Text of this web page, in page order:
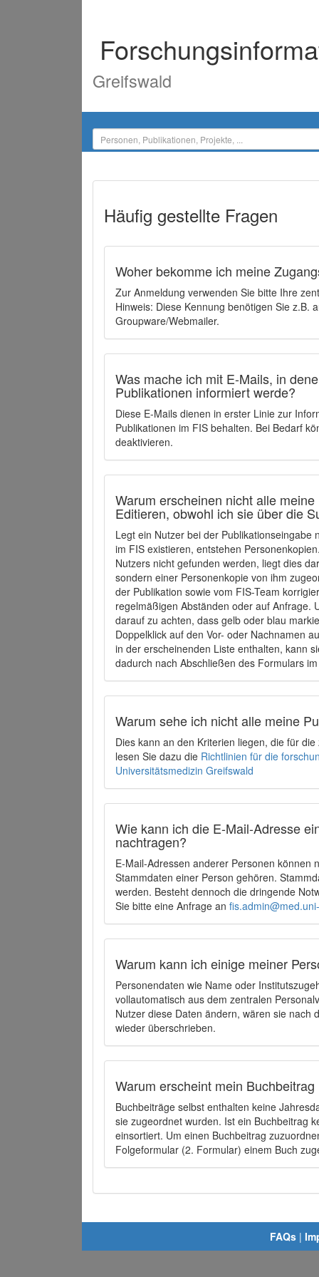
Greifswald
Häufig gestellte Fragen
Woher bekomme ich meine
Zur Anmeldung verwenden Sie bitte Ihre
Hinweis: Diese Kennung benötigen Sie z.B.
Groupware/Webmailer.
Was mache ich mit E-Mails, in
Publikationen informiert werde?
Diese E-Mails dienen in erster Linie zur
Publikationen im FIS behalten. Bei Bedarf
deaktivieren.
Warum erscheinen nicht alle
Editieren, obwohl ich sie über die
Legt ein Nutzer bei der
im FIS existieren, entstehen
Nutzers nicht gefunden werden, liegt dies
sondern einer Personenkopie von ihm
der Publikation sowie vom FIS-Team
regelmäßigen Abständen oder auf Anfrage.
darauf zu achten, dass gelb oder blau
Doppelklick auf den Vor- oder Nachnamen
in der erscheinenden Liste enthalten, kann
dadurch nach Abschließen des Formulars
Warum sehe ich nicht alle meine
Dies kann an den Kriterien liegen, die für
lesen Sie dazu die Richtlinien für die
Universitätsmedizin Greifswald
Wie kann ich die E-Mail-Adresse
nachtragen?
E-Mail-Adressen anderer Personen können
Stammdaten einer Person gehören.
werden. Besteht dennoch die dringende
Sie bitte eine Anfrage an
Warum kann ich einige meiner
Personendaten wie Name oder
vollautomatisch aus dem zentralen
Nutzer diese Daten ändern, wären sie
wieder überschrieben.
Warum erscheint mein
Buchbeiträge selbst enthalten keine
sie zugeordnet wurden. Ist ein Buchbeitrag
einsortiert. Um einen Buchbeitrag
Folgeformular (2. Formular) einem Buch
FAQs |